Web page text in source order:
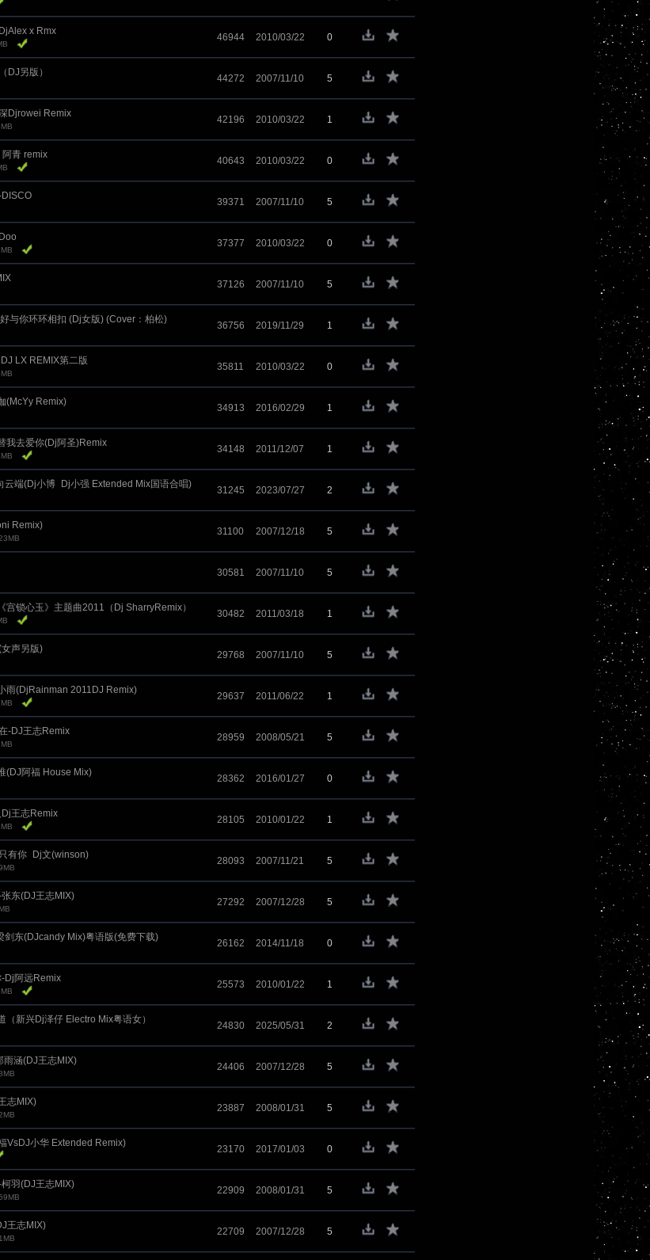
x Rmx
46944 2010/03/22 0
DJ另版）
44272 2007/11/10 5
Djrowei Remix
42196 2010/03/22 1
青 remix
40643 2010/03/22 0
39371 2007/11/10 5
37377 2010/03/22 0
37126 2007/11/10 5
与你环环相扣 (Dj女版) (Cover：柏松)
36756 2019/11/29 1
LX REMIX第二版
35811 2010/03/22 0
(McYy Remix)
34913 2016/02/29 1
我去爱你(Dj阿圣)Remix
34148 2011/12/07 1
云端(Dj小博_Dj小强 Extended Mix国语合唱)
31245 2023/07/27 2
Remix)
31100 2007/12/18 5
30581 2007/11/10 5
宫锁心玉》主题曲2011（Dj SharryRemix）
30482 2011/03/18 1
声另版)
29768 2007/11/10 5
雨(DjRainman 2011DJ Remix)
29637 2011/06/22 1
-DJ王志Remix
28959 2008/05/21 5
(DJ阿福 House Mix)
28362 2016/01/27 0
王志Remix
28105 2010/01/22 1
有你_Dj文(winson)
28093 2007/11/21 5
东(DJ王志MIX)
27292 2007/12/28 5
剑东(DJcandy Mix)粤语版(免费下载)
26162 2014/11/18 0
Dj阿远Remix
25573 2010/01/22 1
（新兴Dj泽仔 Electro Mix粤语女）
24830 2025/05/31 2
雨涵(DJ王志MIX)
24406 2007/12/28 5
志MIX)
23887 2008/01/31 5
VsDJ小华 Extended Remix)
23170 2017/01/03 0
羽(DJ王志MIX)
22909 2008/01/31 5
王志MIX)
22709 2007/12/28 5